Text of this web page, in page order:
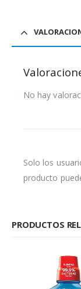
No hay
Solo los
producto
PRODUCTOS